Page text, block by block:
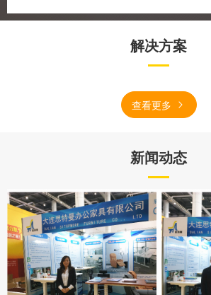
解决方案
查看更多
新闻动态